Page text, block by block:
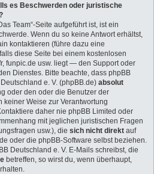
es Beschwerden oder juristische
Team“-Seite aufgeführt ist, ist ein
Wenn du so keine Antwort erhältst,
kontaktieren (führe dazu eine
diese Seite bei einem kostenlosen
funpic.de usw. liegt — den Support oder
Dienstes. Bitte beachte, dass phpBB
e. V. (phpBB.de) absolut
oder den oder die Benutzer der
keiner Weise zur Verantwortung
daher nie phpBB Limited oder
mit jeglichen juristischen Fragen
usw.), die sich nicht direkt auf
oder die phpBB-Software selbst beziehen.
Deutschland e. V. E-Mails schreibst, die
betreffen, so wirst du, wenn überhaupt,